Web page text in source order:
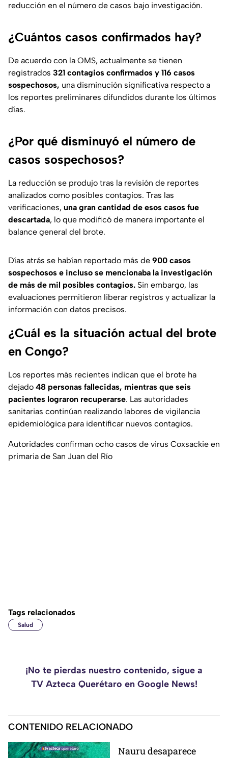
reducción en el número de casos bajo investigación.
¿Cuántos casos confirmados hay?
De acuerdo con la OMS, actualmente se tienen
registrados 321 contagios confirmados y 116 casos
sospechosos, una disminución significativa respecto a
los reportes preliminares difundidos durante los últimos
días.
¿Por qué disminuyó el número de
casos sospechosos?
La reducción se produjo tras la revisión de reportes
analizados como posibles contagios. Tras las
verificaciones, una gran cantidad de esos casos fue
descartada, lo que modificó de manera importante el
balance general del brote.
Días atrás se habían reportado más de 900 casos
sospechosos e incluso se mencionaba la investigación
de más de mil posibles contagios. Sin embargo, las
evaluaciones permitieron liberar registros y actualizar la
información con datos precisos.
¿Cuál es la situación actual del brote
en Congo?
Los reportes más recientes indican que el brote ha
dejado 48 personas fallecidas, mientras que seis
pacientes lograron recuperarse. Las autoridades
sanitarias continúan realizando labores de vigilancia
epidemiológica para identificar nuevos contagios.
Autoridades confirman ocho casos de virus Coxsackie en
primaria de San Juan del Río
Tags relacionados
Salud
¡No te pierdas nuestro contenido, sigue a
TV Azteca Querétaro en Google News!
CONTENIDO RELACIONADO
Nauru desaparece